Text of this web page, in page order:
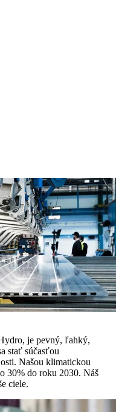
je pevný, ľahký,
stať súčasťou
Našou klimatickou
30% do roku 2030. Náš
ciele.